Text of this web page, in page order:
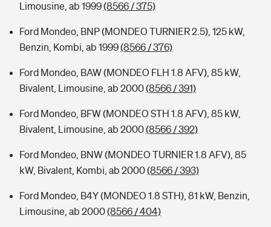
Limousine, ab 1999(8566 / 375)
Ford Mondeo, BNP (MONDEO TURNIER 2.5), 125 kW,
Benzin, Kombi, ab 1999(8566 / 376)
Ford Mondeo, BAW (MONDEO FLH 1.8 AFV), 85 kW,
Bivalent, Limousine, ab 2000(8566 / 391)
Ford Mondeo, BFW (MONDEO STH 1.8 AFV), 85 kW,
Bivalent, Limousine, ab 2000(8566 / 392)
Ford Mondeo, BNW (MONDEO TURNIER 1.8 AFV), 85
kW, Bivalent, Kombi, ab 2000(8566 / 393)
Ford Mondeo, B4Y (MONDEO 1.8 STH), 81 kW, Benzin,
Limousine, ab 2000(8566 / 404)